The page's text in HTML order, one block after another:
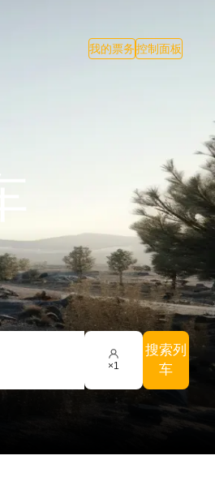
我的票务控制面板
×1
搜索列
车